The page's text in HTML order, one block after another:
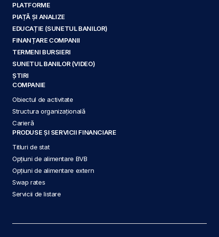
PLATFORME
PIAȚĂ ȘI ANALIZE
EDUCAȚIE (SUNETUL BANILOR)
FINANȚARE COMPANII
TERMENI BURSIERI
SUNETUL BANILOR (VIDEO)
ȘTIRI
COMPANIE
Obiectul de activitate
Structura organizațională
Carieră
PRODUSE ȘI SERVICII FINANCIARE
Titluri de stat
Opțiuni de alimentare BVB
Opțiuni de alimentare extern
Swap rates
Servicii de listare